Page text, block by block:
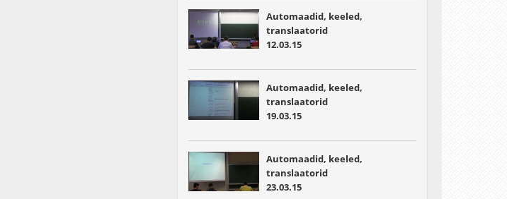
Automaadid, keeled,
translaatorid
12.03.15
Automaadid, keeled,
translaatorid
19.03.15
Automaadid, keeled,
translaatorid
23.03.15